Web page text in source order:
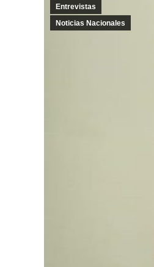
Entrevistas
Noticias Nacionales